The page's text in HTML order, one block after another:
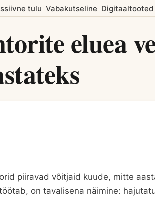
tulu Vabakutseline Digitaaltooted
eluea
piiravad võitjaid kuude, mitte
on tavalisena näimine: